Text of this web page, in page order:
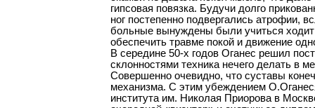
гипсовая повязка. Будучи долго
ног постепенно подвергались атрофии,
больные вынуждены были учиться
обеспечить травме покой и движение
В середине 50-х годов Оганес решил
склонностями техника нечего делать в
Совершенно очевидно, что суставы
механизма. С этим убеждением
института им. Николая Приорова в